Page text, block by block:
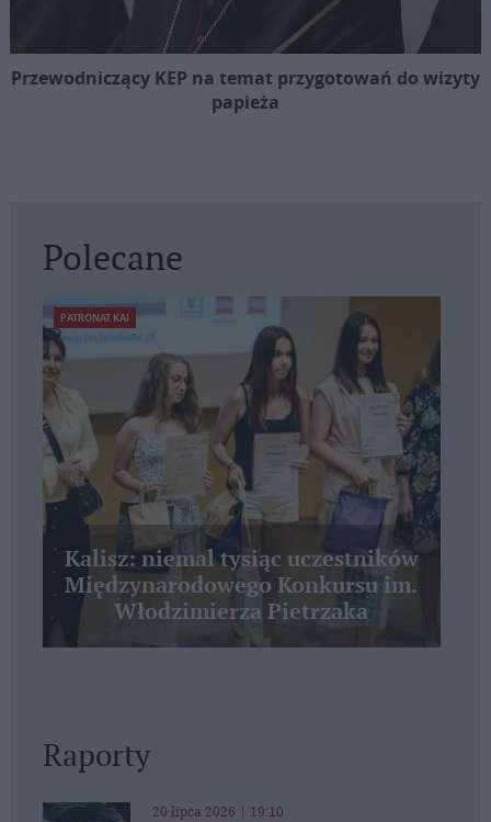
Przewodniczący KEP na temat przygotowań do wizyty
papieża
Polecane
PATRONAT KAI
Kalisz: niemal tysiąc uczestników
Międzynarodowego Konkursu im.
Włodzimierza Pietrzaka
Raporty
20 lipca 2026 | 19:10